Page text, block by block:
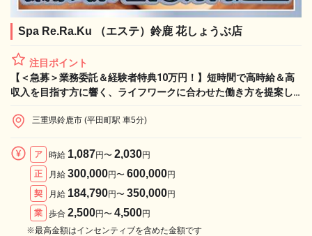
Spa Re.Ra.Ku （エステ）鈴鹿 花しょうぶ店
注目ポイント
【＜急募＞業務委託＆経験者特典10万円！】短時間で高時給＆高
収入を目指す方に響く、ライフワークに合わせた働き方を提案し
三重県鈴鹿市 (平田町駅 車5分)
ア 時給 1,087円〜 2,030円
正
月給 300,000円〜 600,000円
契
月給 184,790円〜 350,000円
業
歩合 2,500円〜 4,500円
※最高金額はインセンティブを含めた金額です